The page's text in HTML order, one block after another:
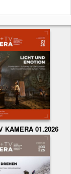
KAMERA 01.2026